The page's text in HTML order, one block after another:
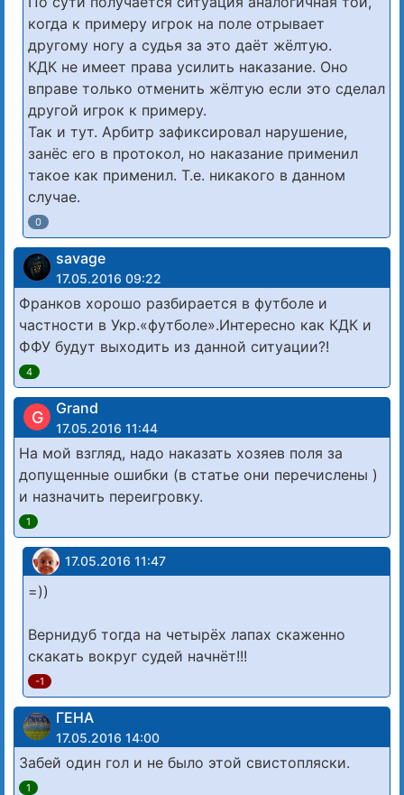
когда к примеру игрок на поле отрывает
другому ногу а судья за это даёт жёлтую.
КДК не имеет права усилить наказание. Оно
вправе только отменить жёлтую если это сделал
другой игрок к примеру.
Так и тут. Арбитр зафиксировал нарушение,
занёс его в протокол, но наказание применил
такое как применил. Т.е. никакого в данном
случае.
0
savage
17.05.2016 09:22
Франков хорошо разбирается в футболе и
частности в Укр.«футболе».Интересно как КДК и
ФФУ будут выходить из данной ситуации?!
4
G Grand
17.05.2016 11:44
На мой взгляд, надо наказать хозяев поля за
допущенные ошибки (в статье они перечислены )
и назначить переигровку.
1
17.05.2016 11:47
=))
Вернидуб тогда на четырёх лапах скаженно
скакать вокруг судей начнёт!!!
-1
ГЕНА
17.05.2016 14:00
Забей один гол и не было этой свистопляски.
1